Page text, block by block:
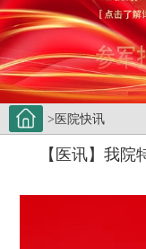
>医院快讯
【医讯】我